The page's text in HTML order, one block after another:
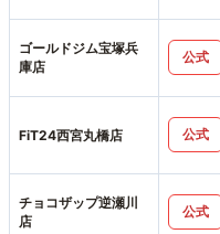
ゴールドジム宝塚兵
庫店
公式
FiT24西宮丸橋店 公式
チョコザップ逆瀬川
店
公式